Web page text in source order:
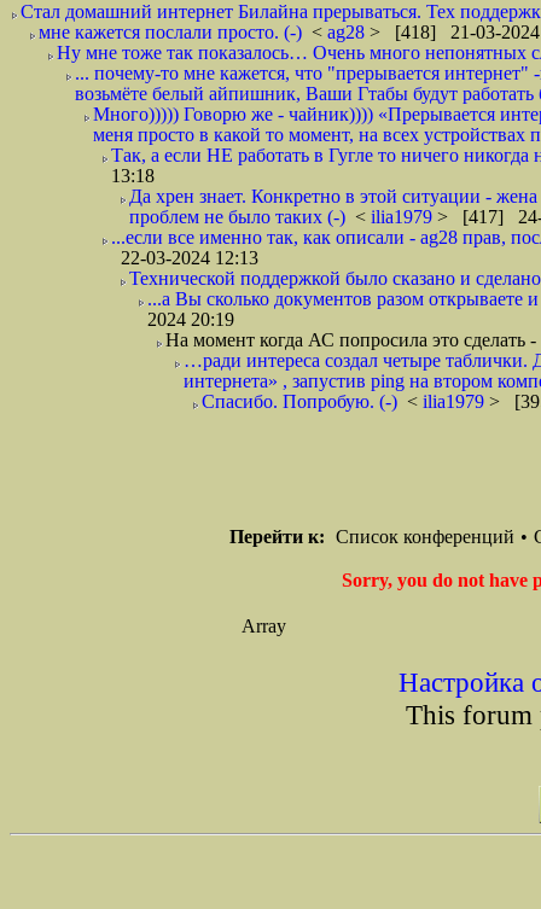
Стал домашний интернет Билайна прерываться. Тех
мне кажется послали просто. (-) < ag28 > [418] 21-03-2024
Ну мне тоже так показалось… Очень много непонятных
... почему-то мне кажется, что "прерывается
возьмёте белый айпишник, Ваши Гтабы будут работать
Много))))) Говорю же - чайник)))) «Прерывается
меня просто в какой то момент, на всех устройствах
Так, а если НЕ работать в Гугле то ничего
13:18
Да хрен знает. Конкретно в этой ситуации -
проблем не было таких (-) < ilia1979 > [417] 24-
...если все именно так, как описали - ag28 прав,
22-03-2024 12:13
Технической поддержкой было сказано и
...а Вы сколько документов разом открываете
2024 20:19
На момент когда АС попросила это сделать
…ради интереса создал четыре
интернета» , запустив ping на втором
Спасибо. Попробую. (-) < ilia1979 >
Перейти к: Список конференций •
Sorry, you do not have
Array
Настройка
This